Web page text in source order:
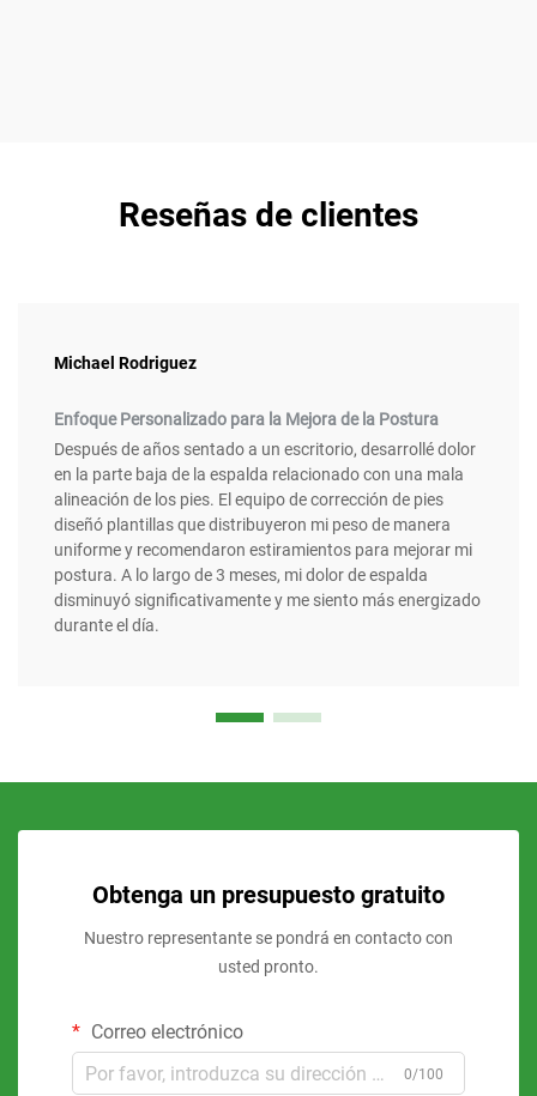
Reseñas de clientes
Michael Rodriguez
Enfoque Personalizado para la Mejora de la Postura
Después de años sentado a un escritorio, desarrollé dolor
en la parte baja de la espalda relacionado con una mala
alineación de los pies. El equipo de corrección de pies
diseñó plantillas que distribuyeron mi peso de manera
uniforme y recomendaron estiramientos para mejorar mi
postura. A lo largo de 3 meses, mi dolor de espalda
disminuyó significativamente y me siento más energizado
durante el día.
Obtenga un presupuesto gratuito
Nuestro representante se pondrá en contacto con
usted pronto.
Correo electrónico
0/100